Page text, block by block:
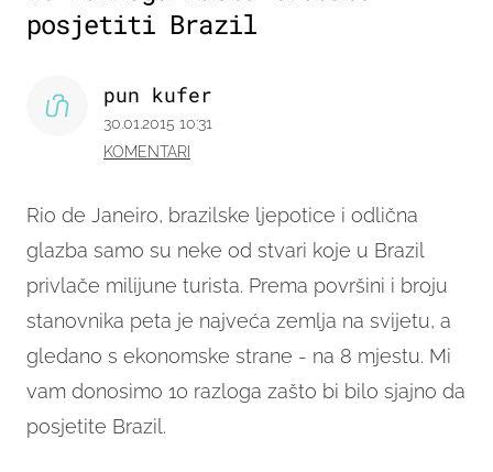
posjetiti Brazil
Rio de Janeiro, brazilske ljepotice i odlična
glazba samo su neke od stvari koje u Brazil
privlače milijune turista. Prema površini i broju
stanovnika peta je najveća zemlja na svijetu, a
gledano s ekonomske strane - na 8 mjestu. Mi
vam donosimo 10 razloga zašto bi bilo sjajno da
posjetite Brazil.
pun kufer
30.01.2015 10:31
KOMENTARI